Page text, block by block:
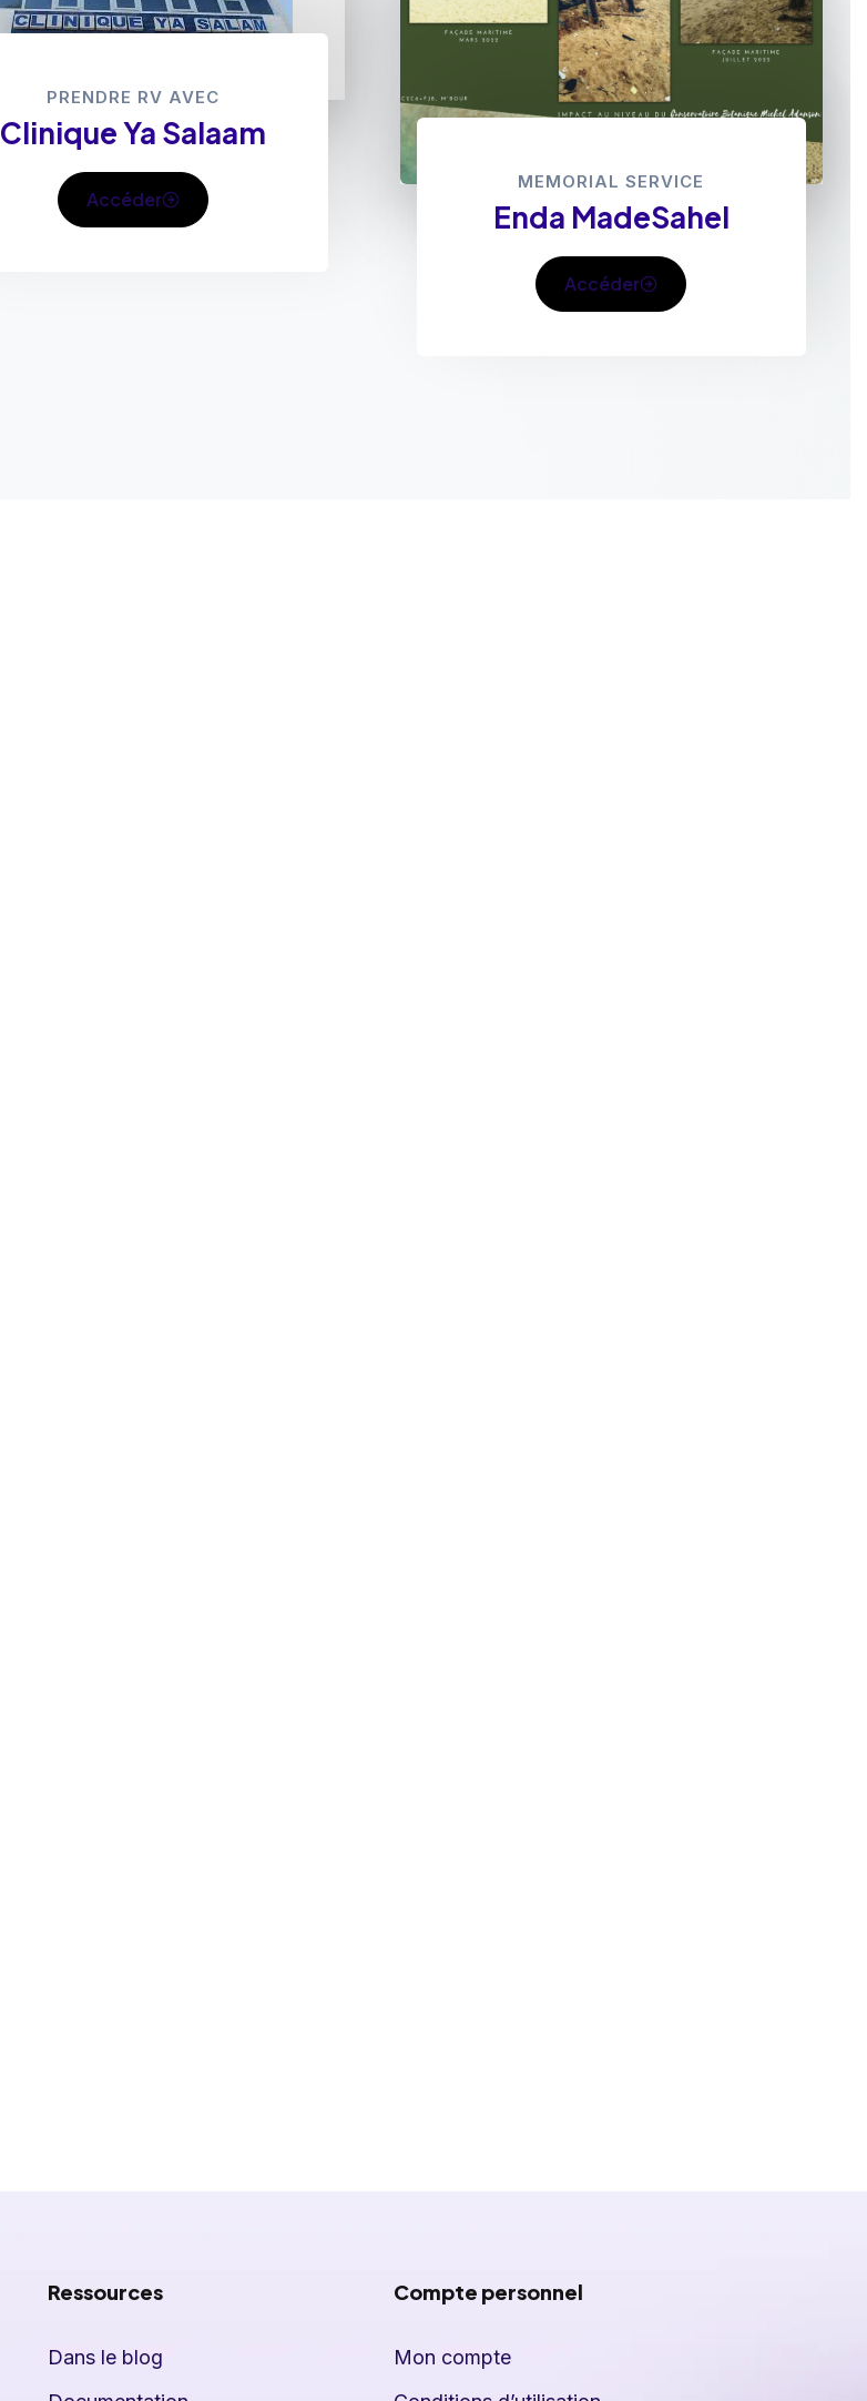
PRENDRE RV AVEC
Clinique Ya Salaam
Accéder
MEMORIAL SERVICE
Enda MadeSahel
Accéder
Ressources
Dans le blog
Compte personnel
Mon compte